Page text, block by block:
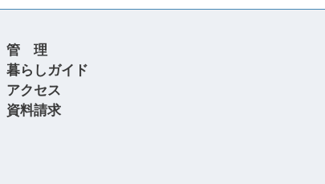
管 理
暮らしガイド
アクセス
資料請求